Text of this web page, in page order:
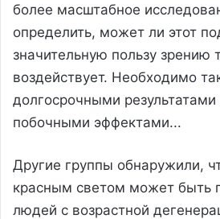
более масштабное
определить, может ли этот
значительную пользу зрению
воздействует. Необходимо
долгосрочными
побочными эффектами...
Другие группы обнаружили,
красным светом может быть
людей с возрастной